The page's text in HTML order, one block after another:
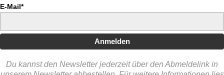
E-Mail*
Anmelden
Du kannst den Newsletter jederzeit über den Abmeldelink in